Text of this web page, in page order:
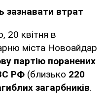
зазнавати втрат
20 квітня в
міста Новоайдар
партію поранених
РФ (близько 220
загарбників.